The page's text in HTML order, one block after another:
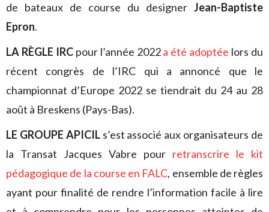
de bateaux de course du designer Jean-Baptiste
Epron.
LA RÈGLE IRCpour l’année 2022a été adoptée lors du
récent congrès de l’IRC qui a annoncé que le
championnat d’Europe 2022 se tiendrait du 24 au 28
août à Breskens (Pays-Bas).
LE GROUPE APICILs’est associé aux organisateurs de
la Transat Jacques Vabre pour retranscrire le kit
pédagogique de la course en FALC, ensemble de règles
ayant pour finalité de rendre l’information facile à lire